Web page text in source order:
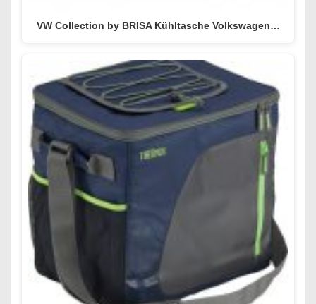
VW Collection by BRISA Kühltasche Volkswagen…